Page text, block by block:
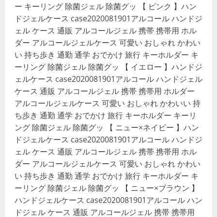
ー キーリング 除菌ジェル 除菌グッ 【 ピンク 】ハン
ドジェルケース case2020081901アルコール ハンドジ
ェル ケース 通販 アルコールジェル 携帯 携帯用 ホル
ダー アルコールジェルケース 可愛い おしゃれ かわい
い 持ち歩き 通勤 通学 おでかけ 旅行 キーホルダー キ
ーリング 除菌ジェル 除菌グッ 【 イエロー 】ハンドジ
ェルケース case2020081901アルコール ハンドジェル
ケース 通販 アルコールジェル 携帯 携帯用 ホルダー
アルコールジェルケース 可愛い おしゃれ かわいい 持
ち歩き 通勤 通学 おでかけ 旅行 キーホルダー キーリ
ング 除菌ジェル 除菌グッ 【 ニュー×ネイビー 】ハン
ドジェルケース case2020081901アルコール ハンドジ
ェル ケース 通販 アルコールジェル 携帯 携帯用 ホル
ダー アルコールジェルケース 可愛い おしゃれ かわい
い 持ち歩き 通勤 通学 おでかけ 旅行 キーホルダー キ
ーリング 除菌ジェル 除菌グッ 【 ニュー×ブラウン 】
ハンドジェルケース case2020081901アルコール ハン
ドジェル ケース 通販 アルコールジェル 携帯 携帯用